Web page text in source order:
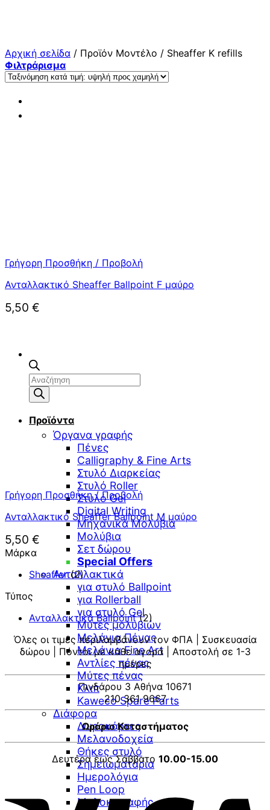
Αναζήτηση
προϊόντων
Προϊόντα
Όργανα γραφής
Πένες
Calligraphy & Fine Arts
Στυλό Διαρκείας
Στυλό Roller
Στυλό Gel
Digital Writing
Μηχανικά Μολύβια
Μολύβια
Σετ δώρου
Special Offers
Ανταλλακτικά
για στυλό Ballpoint
για Rollerball
για στυλό Gel
Μύτες μολυβιών
Μελάνια Πένας
Μελάνια Fine Art
Αντλίες πένας
Μύτες πένας
Κλιπ
Kaweco Spare Parts
Διάφορα
Δωροκάρτες
Μελανοδοχεία
Θήκες στυλό
Σημειωματάρια
Ημερολόγια
Pen Loop
Μπλοκ γραφής
Αρχική σελίδα / Προϊόν Μοντέλο / Sheaffer K refills
Φιλτράρισμα
Γρήγορη Προσθήκη / Προβολή
Ανταλλακτικό Sheaffer Ballpoint F μαύρο
5,50 €
Γρήγορη Προσθήκη / Προβολή
Ανταλλακτικό Sheaffer Ballpoint M μαύρο
5,50 €
Μάρκα
Sheaffer (2)
Τύπος
Ανταλλακτικά Ballpoint (2)
Όλες οι τιμές περιλαμβάνουν τον ΦΠΑ | Συσκευασία
δώρου | Πόντοι με κάθε αγορά | Αποστολή σε 1-3
ημέρες
Πινδάρου 3 Αθήνα 10671
210 361 9667
Ωράριο Καταστήματος
Δευτέρα έως Σάββατο 10.00-15.00